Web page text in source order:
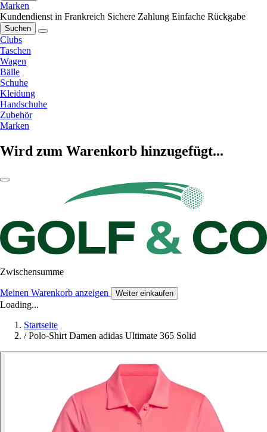
Marken
Kundendienst in Frankreich Sichere Zahlung Einfache Rückgabe
Suchen
Clubs
Taschen
Wagen
Bälle
Schuhe
Kleidung
Handschuhe
Zubehör
Marken
Wird zum Warenkorb hinzugefügt...
Zwischensumme
Meinen Warenkorb anzeigen Weiter einkaufen
Loading...
Startseite
/ Polo-Shirt Damen adidas Ultimate 365 Solid